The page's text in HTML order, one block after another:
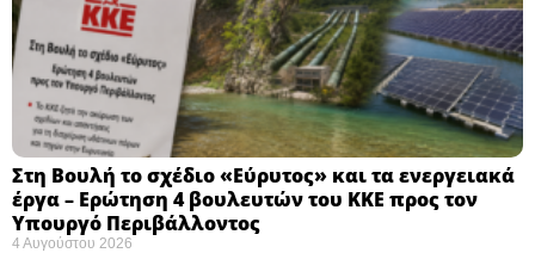
Στη Βουλή το σχέδιο «Εύρυτος» και τα ενεργειακά
έργα – Ερώτηση 4 βουλευτών του ΚΚΕ προς τον
Υπουργό Περιβάλλοντος
4 Αυγούστου 2026